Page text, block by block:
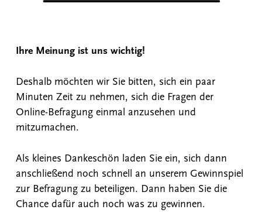
Ihre Meinung ist uns wichtig!
Deshalb möchten wir Sie bitten, sich ein paar
Minuten Zeit zu nehmen, sich die Fragen der
Online-Befragung einmal anzusehen und
mitzumachen.
Als kleines Dankeschön laden Sie ein, sich dann
anschließend noch schnell an unserem Gewinnspiel
zur Befragung zu beteiligen. Dann haben Sie die
Chance dafür auch noch was zu gewinnen.